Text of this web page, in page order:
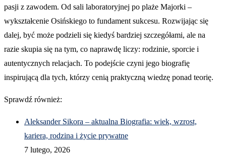
pasji z zawodem. Od sali laboratoryjnej po plaże Majorki –
wykształcenie Osińskiego to fundament sukcesu. Rozwijając się
dalej, być może podzieli się kiedyś bardziej szczegółami, ale na
razie skupia się na tym, co naprawdę liczy: rodzinie, sporcie i
autentycznych relacjach. To podejście czyni jego biografię
inspirującą dla tych, którzy cenią praktyczną wiedzę ponad teorię.
Sprawdź również:
Aleksander Sikora – aktualna Biografia: wiek, wzrost,
kariera, rodzina i życie prywatne
7 lutego, 2026